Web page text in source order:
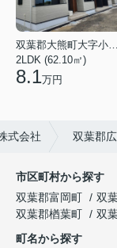
双葉郡大熊町大字小入野字西大和久
2LDK (62.10㎡)
8.1万円
式会社 双葉郡
市区町村から探す
双葉郡富岡町
双
双葉郡楢葉町
双
町名から探す